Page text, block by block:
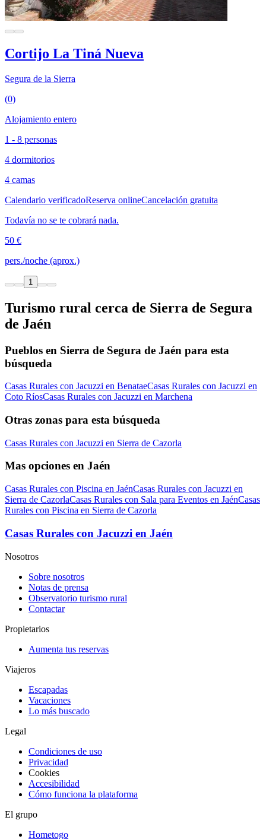
Cortijo La Tiná Nueva
Segura de la Sierra
(0)
Alojamiento entero
1 - 8 personas
4 dormitorios
4 camas
Calendario verificadoReserva onlineCancelación gratuita
Todavía no se te cobrará nada.
50 €
pers./noche (aprox.)
1
Turismo rural cerca de Sierra de Segura
de Jaén
Pueblos en Sierra de Segura de Jaén para esta
búsqueda
Casas Rurales con Jacuzzi en BenataeCasas Rurales con Jacuzzi en
Coto RíosCasas Rurales con Jacuzzi en Marchena
Otras zonas para esta búsqueda
Casas Rurales con Jacuzzi en Sierra de Cazorla
Mas opciones en Jaén
Casas Rurales con Piscina en JaénCasas Rurales con Jacuzzi en
Sierra de CazorlaCasas Rurales con Sala para Eventos en JaénCasas
Rurales con Piscina en Sierra de Cazorla
Casas Rurales con Jacuzzi en Jaén
Nosotros
Sobre nosotros
Notas de prensa
Observatorio turismo rural
Contactar
Propietarios
Aumenta tus reservas
Viajeros
Escapadas
Vacaciones
Lo más buscado
Legal
Condiciones de uso
Privacidad
Cookies
Accesibilidad
Cómo funciona la plataforma
El grupo
Hometogo